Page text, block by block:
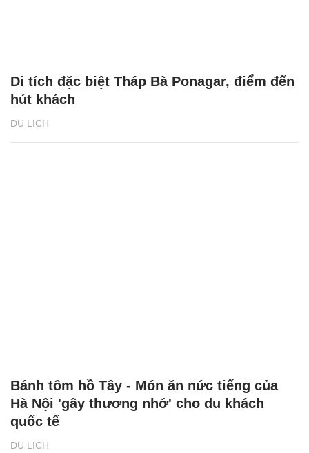
DU LỊCH
Di tích đặc biệt Tháp Bà Ponagar, điểm đến
hút khách
DU LỊCH
Bánh tôm hồ Tây - Món ăn nức tiếng của
Hà Nội 'gây thương nhớ' cho du khách
quốc tế